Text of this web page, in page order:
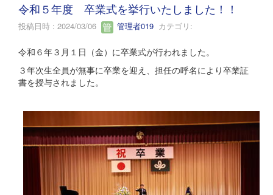
令和５年度 卒業式を挙行いたしました！！
投稿日時 : 2024/03/06 管理者019 カテゴリ:
令和６年３月１日（金）に卒業式が行われました。
３年次生全員が無事に卒業を迎え、担任の呼名により卒業証
書を授与されました。